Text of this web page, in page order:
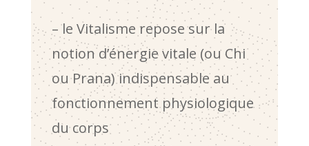
– le Vitalisme repose sur la
notion d’énergie vitale (ou Chi
ou Prana) indispensable au
fonctionnement physiologique
du corps